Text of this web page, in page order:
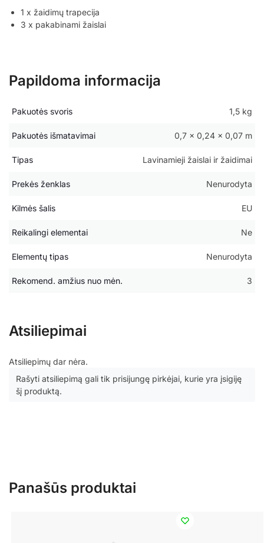
1 x žaidimų trapecija
3 x pakabinami žaislai
Papildoma informacija
Pakuotės svoris 1,5 kg
Pakuotės išmatavimai 0,7 × 0,24 × 0,07 m
Tipas Lavinamieji žaislai ir žaidimai
Prekės ženklas Nenurodyta
Kilmės šalis EU
Reikalingi elementai Ne
Elementų tipas Nenurodyta
Rekomend. amžius nuo mėn. 3
Atsiliepimai
Atsiliepimų dar nėra.
Rašyti atsiliepimą gali tik prisijungę pirkėjai, kurie yra įsigiję
šį produktą.
Panašūs produktai